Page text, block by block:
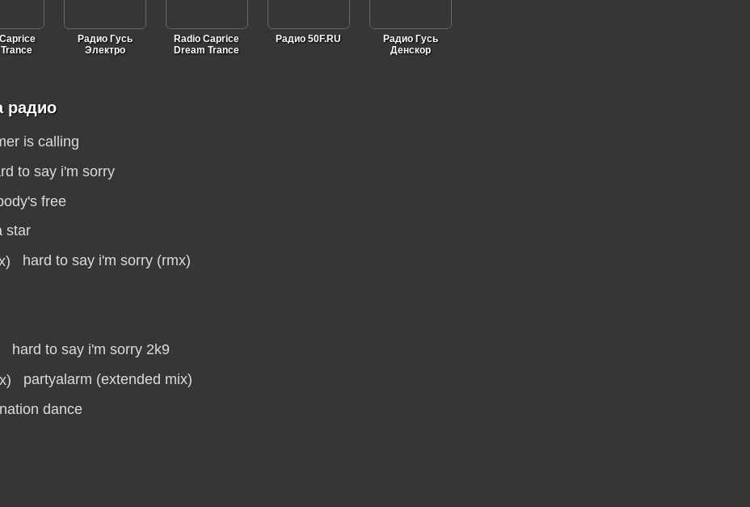
Радио Гусь
Электро
Radio Caprice
Dream Trance
Радио 50F.RU
Радио Гусь
Денскор
радио
is calling
to say i'm sorry
free
star
hard to say i'm sorry (rmx)
hard to say i'm sorry 2k9
partyalarm (extended mix)
dance